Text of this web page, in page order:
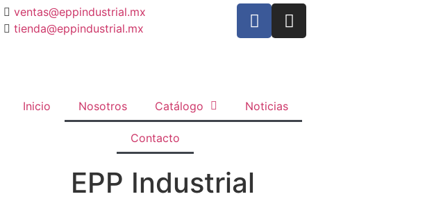
ventas@eppindustrial.mx
tienda@eppindustrial.mx
Inicio Nosotros Catálogo Noticias
Contacto
EPP Industrial